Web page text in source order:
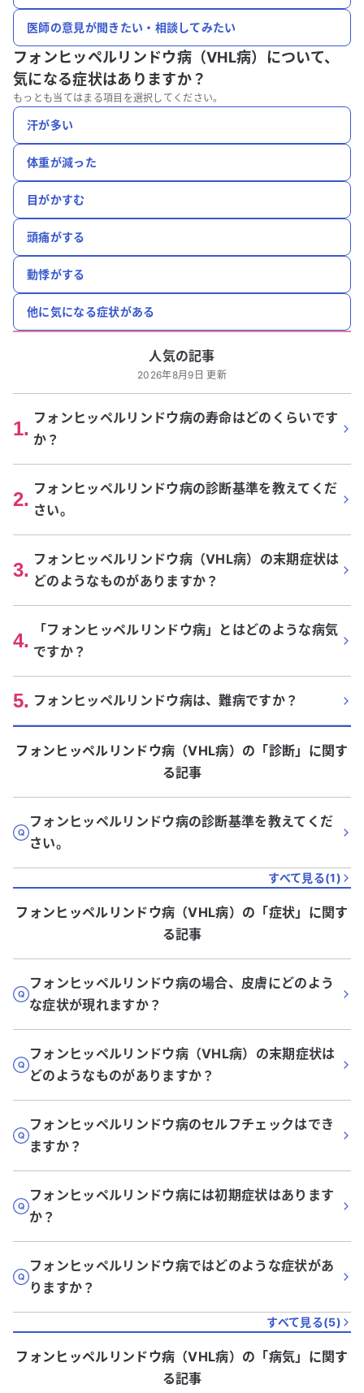
医師の意見が聞きたい・相談してみたい
フォンヒッペルリンドウ病（VHL病）について、
気になる症状はありますか？
もっとも当てはまる項目を選択してください。
汗が多い
体重が減った
目がかすむ
頭痛がする
動悸がする
他に気になる症状がある
人気の記事
2026年8月9日 更新
1. フォンヒッペルリンドウ病の寿命はどのくらいです
か？
2. フォンヒッペルリンドウ病の診断基準を教えてくだ
さい。
3. フォンヒッペルリンドウ病（VHL病）の末期症状は
どのようなものがありますか？
4.
「フォンヒッペルリンドウ病」とはどのような病気
ですか？
5. フォンヒッペルリンドウ病は、難病ですか？
フォンヒッペルリンドウ病（VHL病） の「診断」に関す
る記事
フォンヒッペルリンドウ病の診断基準を教えてくだ
さい。
すべて見る(1)
フォンヒッペルリンドウ病（VHL病） の「症状」に関す
る記事
フォンヒッペルリンドウ病の場合、皮膚にどのよう
な症状が現れますか？
フォンヒッペルリンドウ病（VHL病）の末期症状は
どのようなものがありますか？
フォンヒッペルリンドウ病のセルフチェックはでき
ますか？
フォンヒッペルリンドウ病には初期症状はあります
か？
フォンヒッペルリンドウ病ではどのような症状があ
りますか？
すべて見る(5)
フォンヒッペルリンドウ病（VHL病） の「病気」に関す
る記事